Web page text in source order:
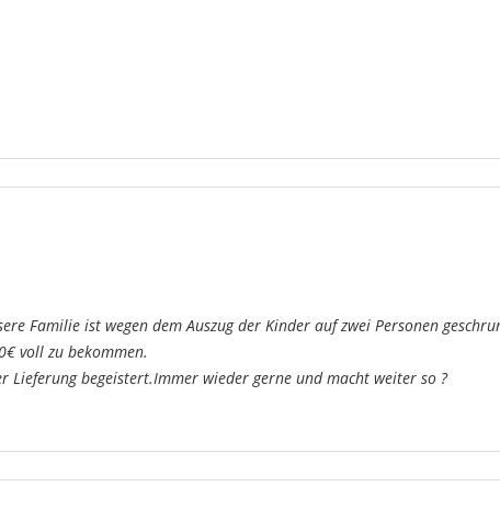
Familie ist wegen dem Auszug der Kinder auf zwei Personen
voll zu bekommen.
begeistert.Immer wieder gerne und macht weiter so ?